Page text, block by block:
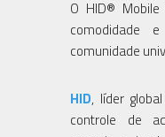
O HID®
comodidade
comunidade
HID, líder
controle de